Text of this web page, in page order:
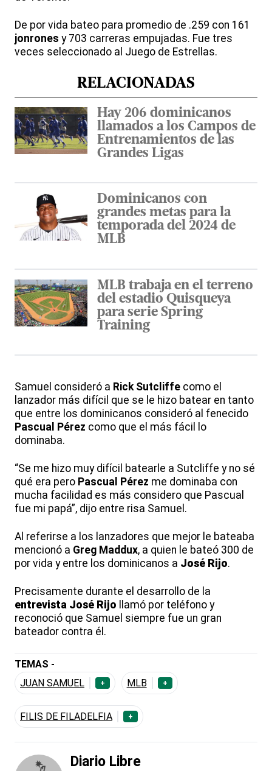
De por vida bateo para promedio de .259 con 161
jonrones y 703 carreras empujadas. Fue tres
veces seleccionado al Juego de Estrellas.
RELACIONADAS
Hay 206 dominicanos
llamados a los Campos de
Entrenamientos de las
Grandes Ligas
Dominicanos con
grandes metas para la
temporada del 2024 de
MLB
MLB trabaja en el terreno
del estadio Quisqueya
para serie Spring
Training
Samuel consideró a Rick Sutcliffe como el
lanzador más difícil que se le hizo batear en tanto
que entre los dominicanos consideró al fenecido
Pascual Pérez como que el más fácil lo
dominaba.
“Se me hizo muy difícil batearle a Sutcliffe y no sé
qué era pero Pascual Pérez me dominaba con
mucha facilidad es más considero que Pascual
fue mi papá”, dijo entre risa Samuel.
Al referirse a los lanzadores que mejor le bateaba
mencionó a Greg Maddux, a quien le bateó 300 de
por vida y entre los dominicanos a José Rijo.
Precisamente durante el desarrollo de la
entrevista José Rijo llamó por teléfono y
reconoció que Samuel siempre fue un gran
bateador contra él.
TEMAS -
JUAN SAMUEL
+ MLB +
FILIS DE FILADELFIA +
Diario Libre